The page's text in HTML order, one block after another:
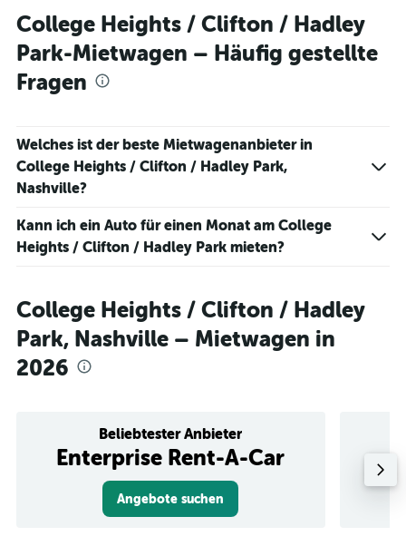
College Heights / Clifton / Hadley
Park-Mietwagen – Häufig gestellte
Fragen
Welches ist der beste Mietwagenanbieter in
College Heights / Clifton / Hadley Park,
Nashville?
Kann ich ein Auto für einen Monat am College
Heights / Clifton / Hadley Park mieten?
College Heights / Clifton / Hadley
Park, Nashville – Mietwagen in
2026
Beliebtester Anbieter
Enterprise Rent-A-Car
Angebote suchen